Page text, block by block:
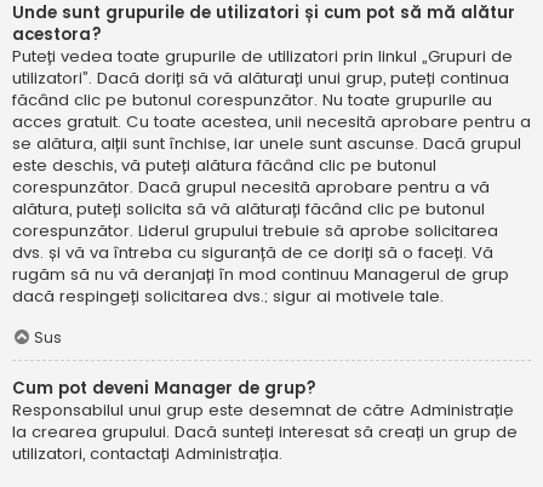
Unde sunt grupurile de utilizatori și cum pot să mă alătur
acestora?
Puteți vedea toate grupurile de utilizatori prin linkul „Grupuri de
utilizatori”. Dacă doriți să vă alăturați unui grup, puteți continua
făcând clic pe butonul corespunzător. Nu toate grupurile au
acces gratuit. Cu toate acestea, unii necesită aprobare pentru a
se alătura, alții sunt închise, iar unele sunt ascunse. Dacă grupul
este deschis, vă puteți alătura făcând clic pe butonul
corespunzător. Dacă grupul necesită aprobare pentru a vă
alătura, puteți solicita să vă alăturați făcând clic pe butonul
corespunzător. Liderul grupului trebuie să aprobe solicitarea
dvs. și vă va întreba cu siguranță de ce doriți să o faceți. Vă
rugăm să nu vă deranjați în mod continuu Managerul de grup
dacă respingeți solicitarea dvs.; sigur ai motivele tale.
Sus
Cum pot deveni Manager de grup?
Responsabilul unui grup este desemnat de către Administrație
la crearea grupului. Dacă sunteți interesat să creați un grup de
utilizatori, contactați Administrația.